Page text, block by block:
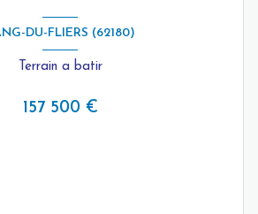
DU-FLIERS (62180)
Terrain a batir
157 500 €